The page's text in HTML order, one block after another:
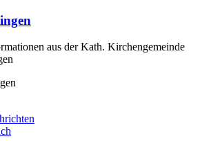
aus der Kath. Kirchengemeinde